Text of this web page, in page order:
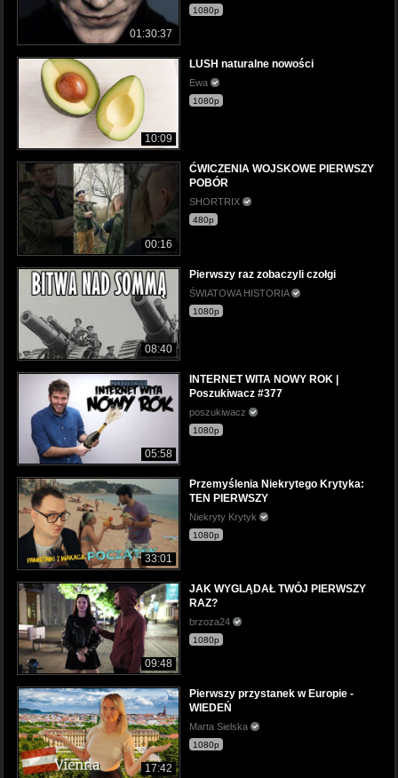
01:30:37
1080p
10:09
LUSH naturalne nowości
Ewa
1080p
00:16
ĆWICZENIA WOJSKOWE PIERWSZY
POBÓR
SHORTRIX
480p
08:40
Pierwszy raz zobaczyli czołgi
ŚWIATOWA HISTORIA
1080p
05:58
INTERNET WITA NOWY ROK |
Poszukiwacz #377
poszukiwacz
1080p
33:01
Przemyślenia Niekrytego Krytyka:
TEN PIERWSZY
Niekryty Krytyk
1080p
09:48
JAK WYGLĄDAŁ TWÓJ PIERWSZY
RAZ?
brzoza24
1080p
17:42
Pierwszy przystanek w Europie -
WIEDEŃ
Marta Sielska
1080p